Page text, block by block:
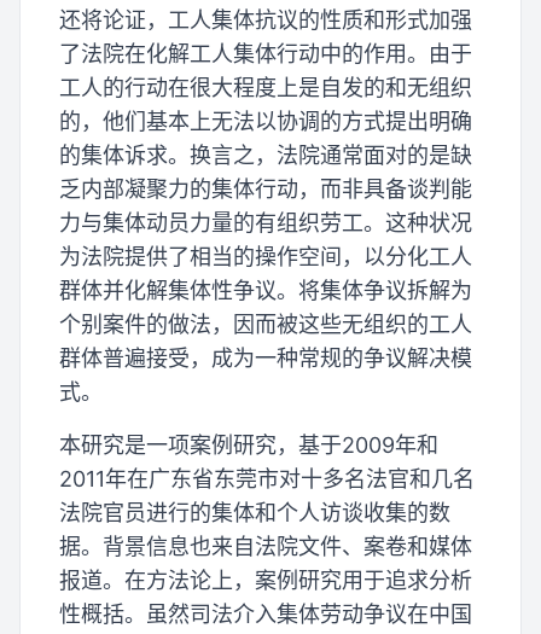
还将论证，工人集体抗议的性质和形式加强
了法院在化解工人集体行动中的作用。由于
工人的行动在很大程度上是自发的和无组织
的，他们基本上无法以协调的方式提出明确
的集体诉求。换言之，法院通常面对的是缺
乏内部凝聚力的集体行动，而非具备谈判能
力与集体动员力量的有组织劳工。这种状况
为法院提供了相当的操作空间，以分化工人
群体并化解集体性争议。将集体争议拆解为
个别案件的做法，因而被这些无组织的工人
群体普遍接受，成为一种常规的争议解决模
式。
本研究是一项案例研究，基于2009年和
2011年在广东省东莞市对十多名法官和几名
法院官员进行的集体和个人访谈收集的数
据。背景信息也来自法院文件、案卷和媒体
报道。在方法论上，案例研究用于追求分析
性概括。虽然司法介入集体劳动争议在中国